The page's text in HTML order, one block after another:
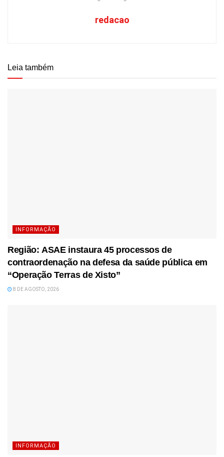
redacao
Leia também
INFORMAÇÃO
Região: ASAE instaura 45 processos de
contraordenação na defesa da saúde pública em
“Operação Terras de Xisto”
8 DE AGOSTO, 2026
INFORMAÇÃO